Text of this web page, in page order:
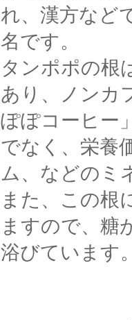
れ、漢方など
名です。
タンポポの根
あり、ノンカ
ぽぽコーヒー
でなく、栄養
ム、などのミ
また、この根
ますので、糖
浴びています